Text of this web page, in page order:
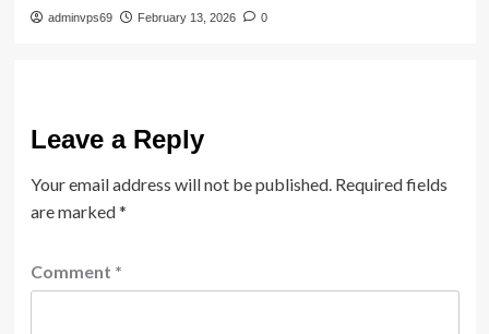
adminvps69 February 13, 2026 0
Leave a Reply
Your email address will not be published. Required fields
are marked*
Comment *